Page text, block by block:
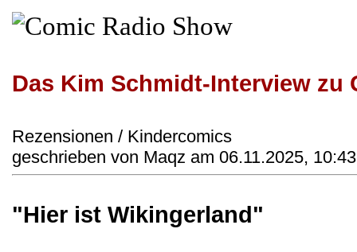
Das Kim Schmidt-Interview zu
Rezensionen / Kindercomics
geschrieben von Maqz am 06.11.2025,
"Hier ist Wikingerland"